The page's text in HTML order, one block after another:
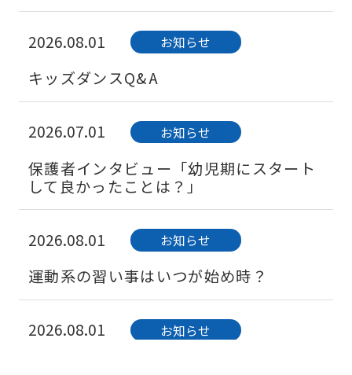
2026.08.01 お知らせ
キッズダンスQ&A
2026.07.01 お知らせ
保護者インタビュー「幼児期にスタート
して良かったことは？」
2026.08.01 お知らせ
運動系の習い事はいつが始め時？
2026.08.01 お知らせ